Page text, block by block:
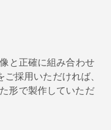
と正確に組み合わせ
採用いただければ、
形で製作していただ